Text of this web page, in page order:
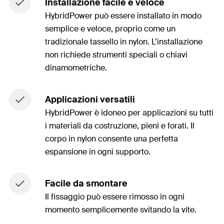
Installazione facile e veloce
HybridPower può essere installato in modo
semplice e veloce, proprio come un
tradizionale tassello in nylon. L’installazione
non richiede strumenti speciali o chiavi
dinamometriche.
Applicazioni versatili
HybridPower è idoneo per applicazioni su tutti
i materiali da costruzione, pieni e forati. Il
corpo in nylon consente una perfetta
espansione in ogni supporto.
Facile da smontare
Il fissaggio può essere rimosso in ogni
momento semplicemente svitando la vite.